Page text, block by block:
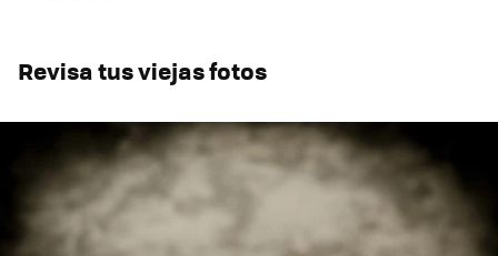
Revisa tus viejas fotos